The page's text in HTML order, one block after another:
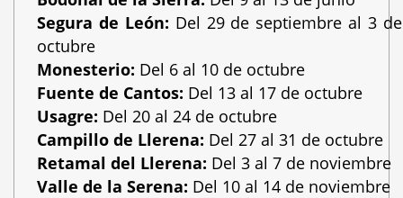
Segura de León: Del 29 de septiembre al 3 de
octubre
Monesterio: Del 6 al 10 de octubre
Fuente de Cantos: Del 13 al 17 de octubre
Usagre: Del 20 al 24 de octubre
Campillo de Llerena: Del 27 al 31 de octubre
Retamal del Llerena: Del 3 al 7 de noviembre
Valle de la Serena: Del 10 al 14 de noviembre